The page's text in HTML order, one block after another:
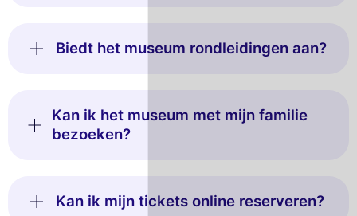
Biedt het museum rondleidingen aan?
Kan ik het museum met mijn familie
bezoeken?
Kan ik mijn tickets online reserveren?